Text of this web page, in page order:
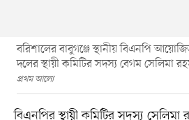
বরিশালের বাবুগঞ্জে স্থানীয় বিএনপি
দলের স্থায়ী কমিটির সদস্য বেগম সেলিমা
প্রথম আলো
বিএনপির স্থায়ী কমিটির সদস্য